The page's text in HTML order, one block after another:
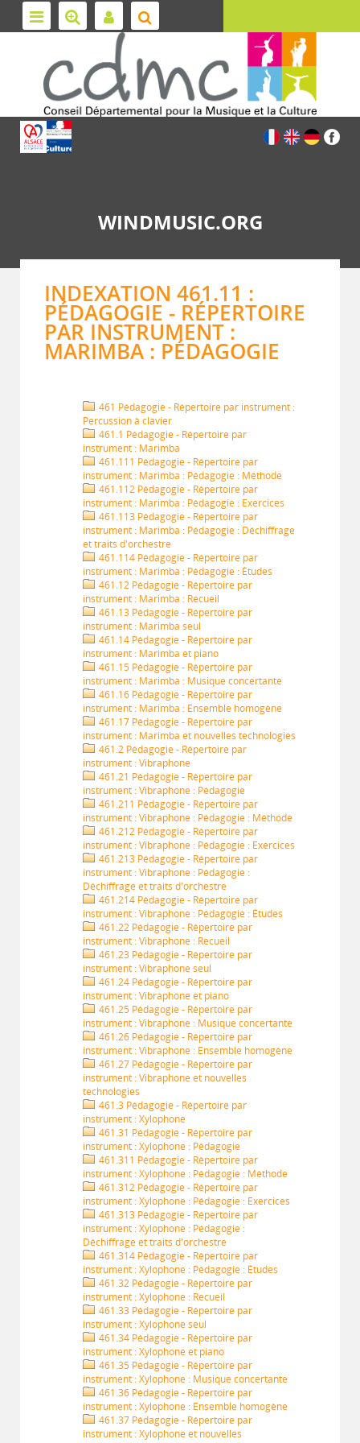
WINDMUSIC.ORG
INDEXATION 461.11 :
PÉDAGOGIE - RÉPERTOIRE
PAR INSTRUMENT :
MARIMBA : PÉDAGOGIE
461 Pédagogie - Répertoire par instrument :
Percussion à clavier
461.1 Pédagogie - Répertoire par
instrument : Marimba
461.111 Pédagogie - Répertoire par
instrument : Marimba : Pédagogie : Méthode
461.112 Pédagogie - Répertoire par
instrument : Marimba : Pédagogie : Exercices
461.113 Pédagogie - Répertoire par
instrument : Marimba : Pédagogie : Déchiffrage
et traits d'orchestre
461.114 Pédagogie - Répertoire par
instrument : Marimba : Pédagogie : Études
461.12 Pédagogie - Répertoire par
instrument : Marimba : Recueil
461.13 Pédagogie - Répertoire par
instrument : Marimba seul
461.14 Pédagogie - Répertoire par
instrument : Marimba et piano
461.15 Pédagogie - Répertoire par
instrument : Marimba : Musique concertante
461.16 Pédagogie - Répertoire par
instrument : Marimba : Ensemble homogène
461.17 Pédagogie - Répertoire par
instrument : Marimba et nouvelles technologies
461.2 Pédagogie - Répertoire par
instrument : Vibraphone
461.21 Pédagogie - Répertoire par
instrument : Vibraphone : Pédagogie
461.211 Pédagogie - Répertoire par
instrument : Vibraphone : Pédagogie : Méthode
461.212 Pédagogie - Répertoire par
instrument : Vibraphone : Pédagogie : Exercices
461.213 Pédagogie - Répertoire par
instrument : Vibraphone : Pédagogie :
Déchiffrage et traits d'orchestre
461.214 Pédagogie - Répertoire par
instrument : Vibraphone : Pédagogie : Études
461.22 Pédagogie - Répertoire par
instrument : Vibraphone : Recueil
461.23 Pédagogie - Répertoire par
instrument : Vibraphone seul
461.24 Pédagogie - Répertoire par
instrument : Vibraphone et piano
461.25 Pédagogie - Répertoire par
instrument : Vibraphone : Musique concertante
461.26 Pédagogie - Répertoire par
instrument : Vibraphone : Ensemble homogène
461.27 Pédagogie - Répertoire par
instrument : Vibraphone et nouvelles
technologies
461.3 Pédagogie - Répertoire par
instrument : Xylophone
461.31 Pédagogie - Répertoire par
instrument : Xylophone : Pédagogie
461.311 Pédagogie - Répertoire par
instrument : Xylophone : Pédagogie : Méthode
461.312 Pédagogie - Répertoire par
instrument : Xylophone : Pédagogie : Exercices
461.313 Pédagogie - Répertoire par
instrument : Xylophone : Pédagogie :
Déchiffrage et traits d'orchestre
461.314 Pédagogie - Répertoire par
instrument : Xylophone : Pédagogie : Études
461.32 Pédagogie - Répertoire par
instrument : Xylophone : Recueil
461.33 Pédagogie - Répertoire par
instrument : Xylophone seul
461.34 Pédagogie - Répertoire par
instrument : Xylophone et piano
461.35 Pédagogie - Répertoire par
instrument : Xylophone : Musique concertante
461.36 Pédagogie - Répertoire par
instrument : Xylophone : Ensemble homogène
461.37 Pédagogie - Répertoire par
instrument : Xylophone et nouvelles